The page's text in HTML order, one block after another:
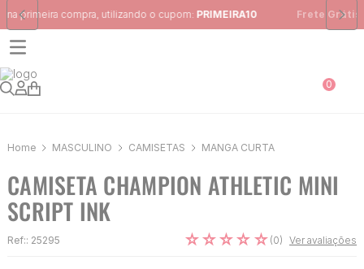
Frete Grátispara região Sudeste em pedidos acima de R$ 399,00
0
MASCULINO CAMISETAS MANGA CURTA
CAMISETA CHAMPION ATHLETIC MINI
SCRIPT INK
Ref:: 25295 ☆☆☆☆ ☆ (0) Ver avaliações